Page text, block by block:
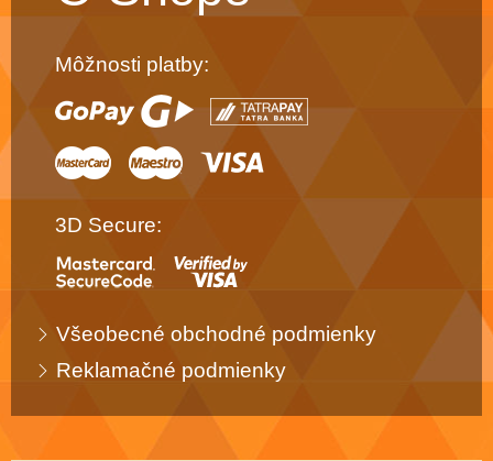
Môžnosti platby:
3D Secure:
Všeobecné obchodné podmienky
Reklamačné podmienky